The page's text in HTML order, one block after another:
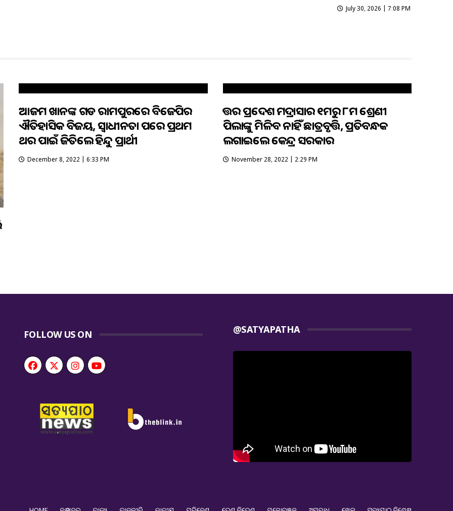
July 30, 2026 | 7:08 PM
ଆଜମ ଖାନଙ୍କ ଗଡ ରାମପୁରରେ ବିଜେପିର
ଐତିହାସିକ ବିଜୟ, ସ୍ବାଧୀନତା ପରେ ପ୍ରଥମ
ଥର ପାଇଁ ଜିତିଲେ ହିନ୍ଦୁ ପ୍ରାର୍ଥୀ
December 8, 2022 | 6:33 PM
ଉତ୍ତର ପ୍ରଦେଶ ମଦ୍ରାସାର ୧ମରୁ ୮ମ ଶ୍ରେଣୀ
ପିଲାଙ୍କୁ ମିଳିବ ନାହିଁ ଛାତ୍ରବୃତ୍ତି, ପ୍ରତିବନ୍ଧକ
ଲଗାଇଲେ କେନ୍ଦ୍ର ସରକାର
November 28, 2022 | 2:29 PM
FOLLOW US ON @SATYAPATHA